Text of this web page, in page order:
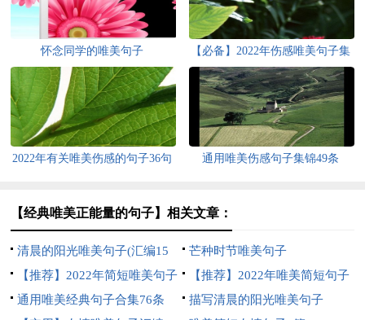
怀念同学的唯美句子
【必备】2022年伤感唯美句子集
锦69条
2022年有关唯美伤感的句子36句 通用唯美伤感句子集锦49条
【经典唯美正能量的句子】相关文章：
清晨的阳光唯美句子(汇编15
篇)
芒种时节唯美句子
【推荐】2022年简短唯美句子
锦集55条
【推荐】2022年唯美简短句子
锦集70句
通用唯美经典句子合集76条
描写清晨的阳光唯美句子